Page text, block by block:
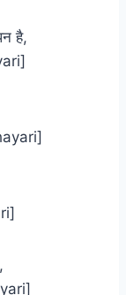
है,